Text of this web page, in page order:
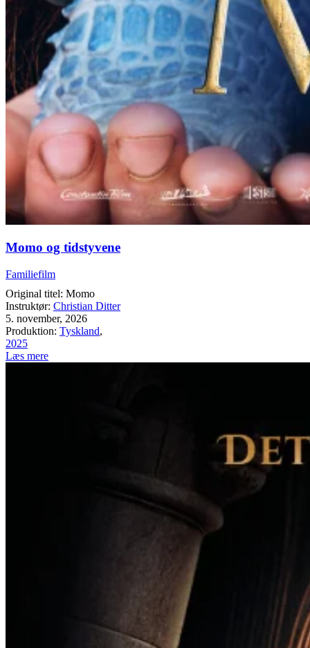
Momo og tidstyvene
Familiefilm
Original titel: Momo
Instruktør: Christian Ditter
5. november, 2026
Produktion: Tyskland,
2025
Læs mere